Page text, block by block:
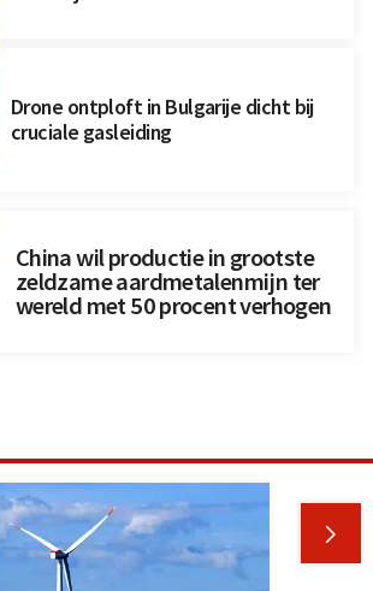
Drone ontploft in Bulgarije dicht bij
cruciale gasleiding
China wil productie in grootste
zeldzame aardmetalenmijn ter
wereld met 50 procent verhogen
